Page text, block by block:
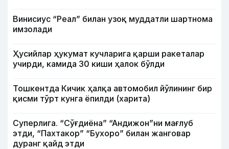
Винисиус “Реал” билан узоқ муддатли шартнома
имзолади
Ҳусийлар ҳукумат кучларига қарши ракеталар
учирди, камида 30 киши ҳалок бўлди
Тошкентда Кичик ҳалқа автомобил йўлининг бир
қисми тўрт кунга ёпилди (харита)
Суперлига. “Сўғдиёна” “Андижон”ни мағлуб
этди, “Пахтакор” “Бухоро” билан жанговар
дуранг қайд этди